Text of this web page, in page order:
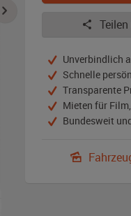
Unverbindlich
Schnelle
Transparente
Mieten für
Bundesweit